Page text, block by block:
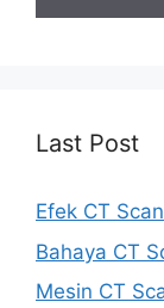
Last Post
Efek CT
Bahaya CT
Mesin CT